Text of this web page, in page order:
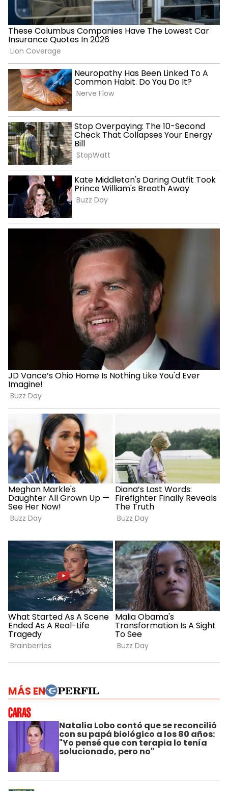
MÁS EN
Natalia Lobo contó que se reconcilió
con su papá biológico a los 80 años:
"Yo pensé que con terapia lo tenía
solucionado, pero no"